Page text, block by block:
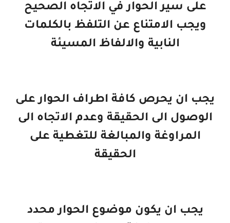
على سير الحوار في الاتجاه الصحيح
ويجب الامتناع عن التلفظ بالكلمات
النابية والالفاظ المسيئة
يجب ان يحرص كافة اطراف الحوار على
الوصول الى الحقيقة وعدم الاتجاه الى
المراوغة والمبالغة للتغطية على
الحقيقة
يجب ان يكون موضوع الحوار محدد